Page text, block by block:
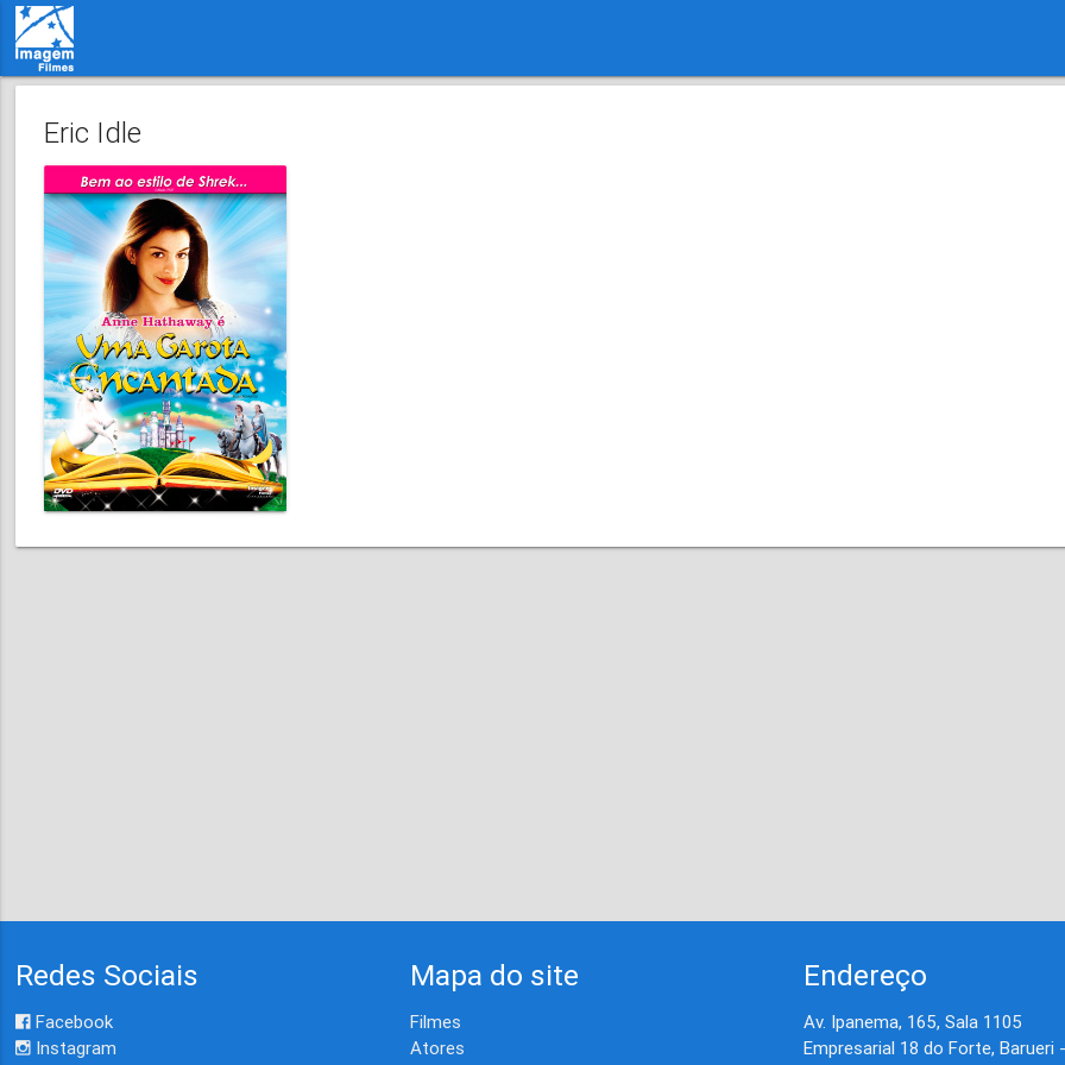
Eric Idle
Redes Sociais
Facebook
Instagram
Mapa do site
Filmes
Atores
Endereço
Av. Ipanema, 165, Sala 1105
Empresarial 18 do Forte, Barueri